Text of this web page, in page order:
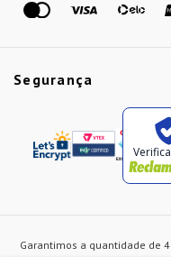
Segurança
Garantimos a quantidade de